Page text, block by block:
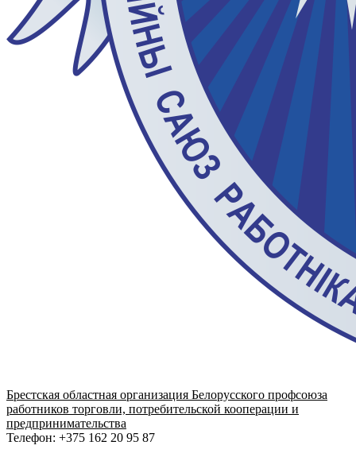
Брестская областная организация Белорусского профсоюза
работников торговли, потребительской кооперации и
предпринимательства
Телефон: +375 162 20 95 87